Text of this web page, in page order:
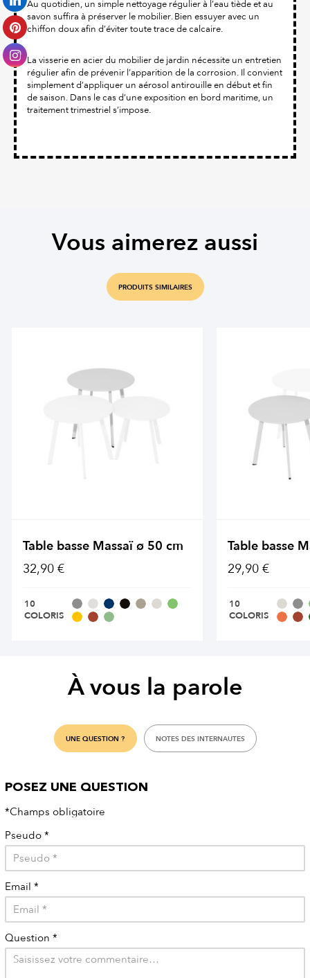
Au quotidien, un simple nettoyage régulier à l’eau tiède et au
savon suffira à préserver le mobilier. Bien essuyer avec un
chiffon doux afin d’éviter toute trace de calcaire.
La visserie en acier du mobilier de jardin nécessite un entretien
régulier afin de prévenir l’apparition de la corrosion. Il convient
simplement d’appliquer un aérosol antirouille en début et fin
de saison. Dans le cas d’une exposition en bord maritime, un
traitement trimestriel s’impose.
Vous aimerez aussi
PRODUITS SIMILAIRES
Table basse Massaï ø 50 cm
32,90 €
10
COLORIS
Table basse
29,90 €
10
COLORIS
À vous la parole
UNE QUESTION ? NOTES DES INTERNAUTES
POSEZ UNE QUESTION
*Champs obligatoire
Pseudo *
Email *
Question *